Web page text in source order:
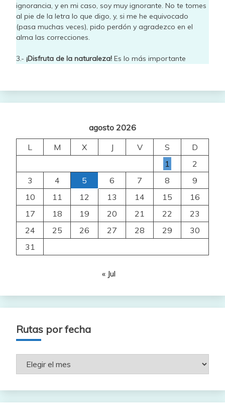
ignorancia, y en mi caso, soy muy ignorante. No te tomes
al pie de la letra lo que digo, y, si me he equivocado
(pasa muchas veces), pido perdón y agradezco en el
alma las correcciones.
3.- ¡Disfruta de la naturaleza! Es lo más importante
agosto 2026
L
M X J V S
D
1
2
3
4 5 6 7 8
9
10
11 12 13 14 15
16
17
18 19 20 21 22
23
24
25 26 27 28 29
30
31
« Jul
Rutas por fecha
Rutas